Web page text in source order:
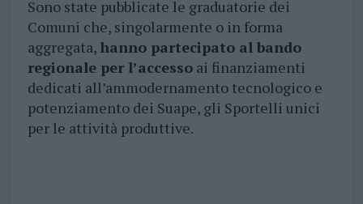
Sono state pubblicate le graduatorie dei
Comuni che, singolarmente o in forma
aggregata, hanno partecipato al bando
regionale per l’accessoai finanziamenti
dedicati all’ammodernamento tecnologico e
potenziamento dei Suape, gli Sportelli unici
per le attività produttive.